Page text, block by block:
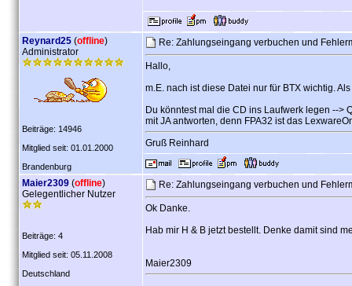
Reynard25 (offline)
Administrator
Beiträge: 14946
Mitglied seit: 01.01.2000
Brandenburg
Re: Zahlungseingang verbuchen und
Hallo,
m.E. nach ist diese Datei nur für BTX wichtig.
Du könntest mal die CD ins Laufwerk legen -->
mit JA antworten, denn FPA32 ist das
Gruß Reinhard
Maier2309 (offline)
Gelegentlicher Nutzer
Beiträge: 4
Mitglied seit: 05.11.2008
Deutschland
Re: Zahlungseingang verbuchen und
Ok Danke.
Hab mir H & B jetzt bestellt. Denke damit sind
Maier2309